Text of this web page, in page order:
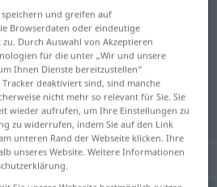
"handhaben"
und greifen auf
Browserdaten oder eindeutige
Durch Auswahl von Akzeptieren
für die unter „Wir und unsere
Ihnen Dienste bereitzustellen“
deaktiviert sind, sind manche
nicht mehr so relevant für Sie. Sie
wieder aufrufen, um Ihre Einstellungen zu
zu widerrufen, indem Sie auf den Link
unteren Rand der Webseite klicken. Ihre
unseres Website. Weitere Informationen